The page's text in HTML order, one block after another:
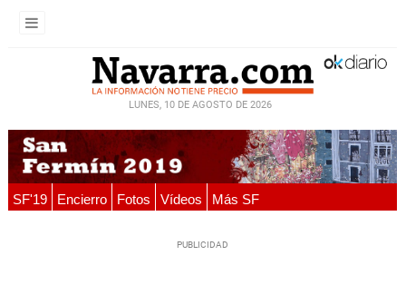
LUNES, 10 DE AGOSTO DE 2026
SF'19 Encierro Fotos Vídeos Más SF